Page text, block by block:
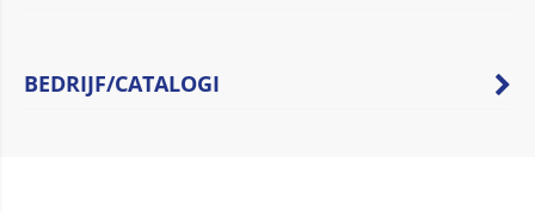
BEDRIJF/CATALOGI